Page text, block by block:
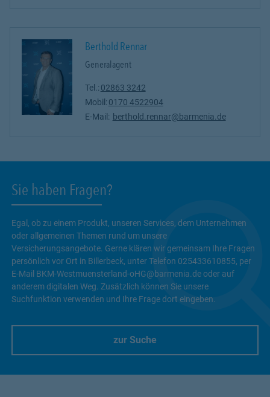
Berthold Rennar
Generalagent
Tel.: 02863 3242
Mobil: 0170 4522904
E-Mail: berthold.rennar@barmenia.de
Sie haben Fragen?
Egal, ob zu einem Produkt, unseren Services, dem Unternehmen
oder allgemeinen Themen rund um unsere
Versicherungsangebote. Gerne klären wir gemeinsam Ihre Fragen
persönlich vor Ort in Billerbeck, unter Telefon 025433610855, per
E-Mail BKM-Westmuensterland-oHG@barmenia.de oder auf
anderem digitalen Weg. Zusätzlich können Sie unsere
Suchfunktion verwenden und Ihre Frage dort eingeben.
zur Suche